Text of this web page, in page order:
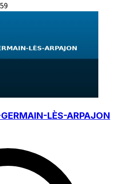
LÈS-ARPAJON